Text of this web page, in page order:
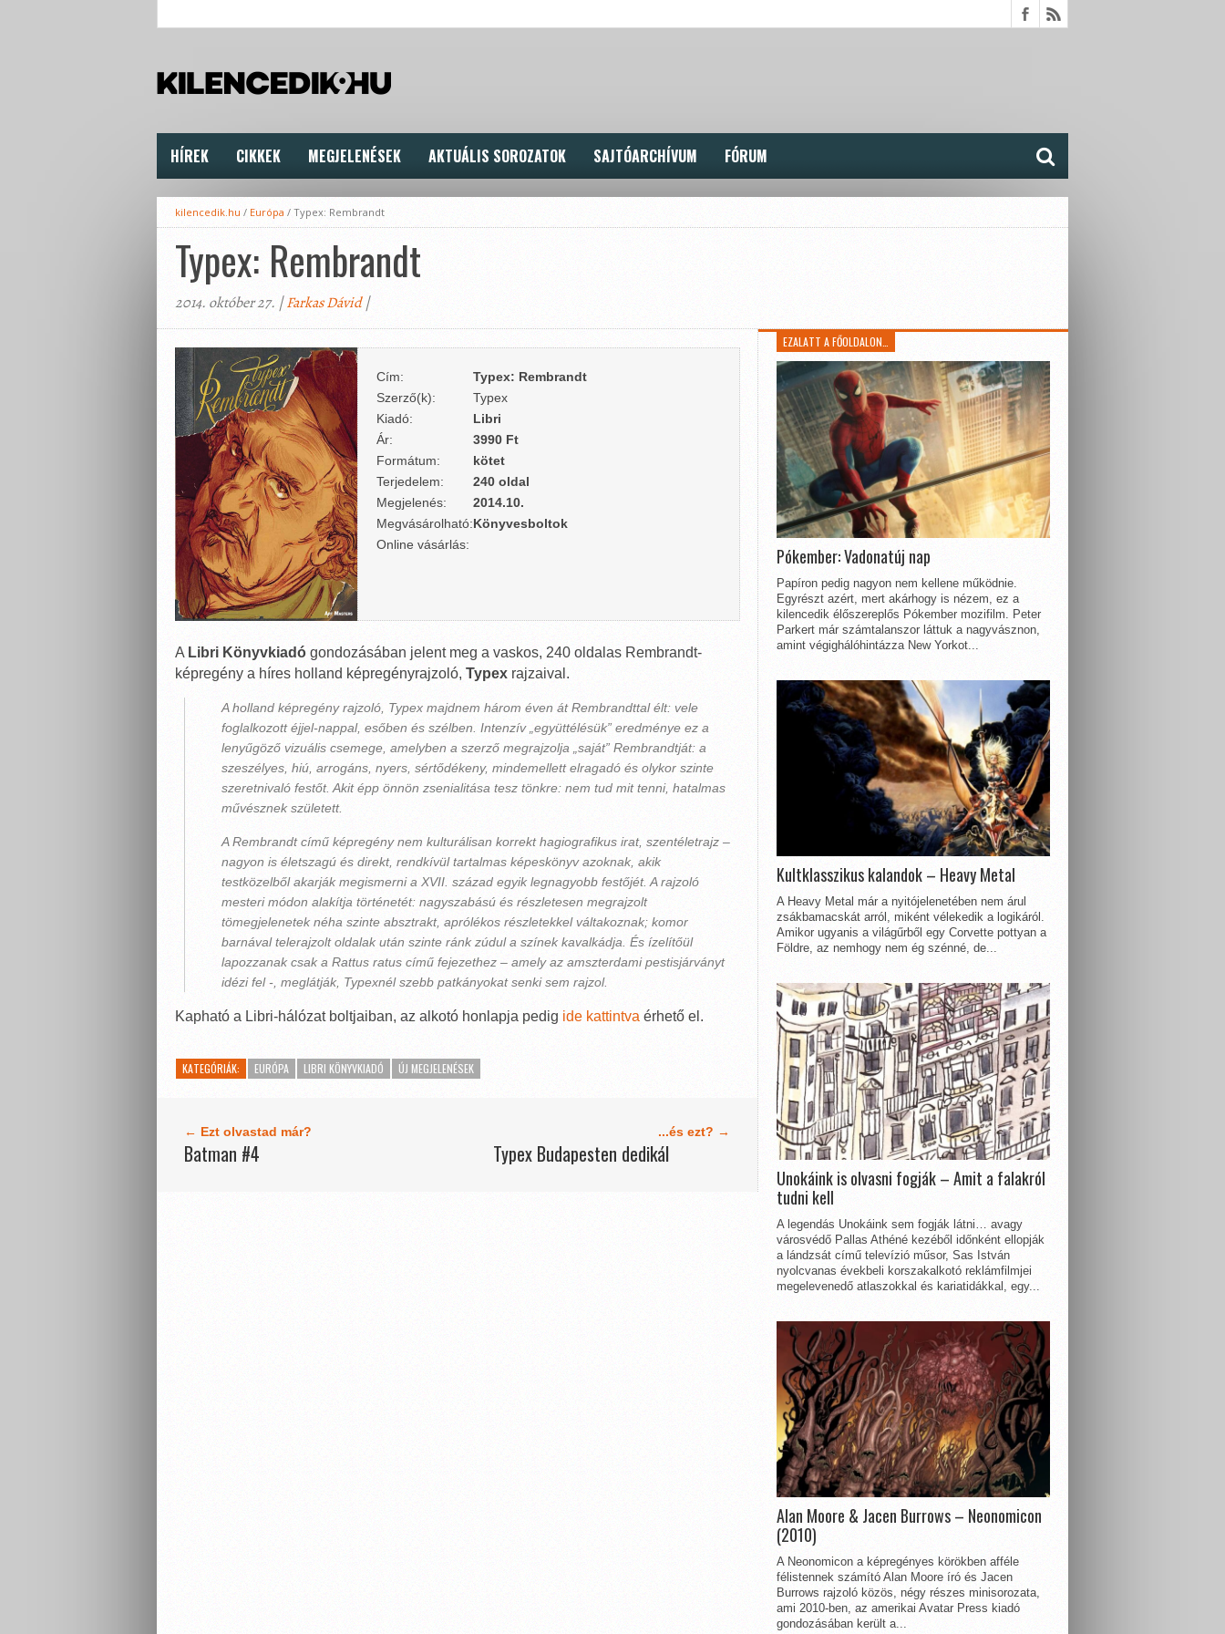
HÍREK CIKKEK MEGJELENÉSEK AKTUÁLIS SOROZATOK SAJTÓARCHÍVUM FÓRUM
kilencedik.hu / Európa / Typex: Rembrandt
Typex: Rembrandt
2014. október 27. |Farkas Dávid|
Cím:
Typex: Rembrandt
Szerző(k):
Typex
Kiadó:
Libri
Ár:
3990 Ft
Formátum:
kötet
Terjedelem:
240 oldal
Megjelenés:
2014.10.
Megvásárolható:Könyvesboltok
Online vásárlás:
A Libri Könyvkiadógondozásában jelent meg a vaskos, 240 oldalas Rembrandt-
képregény a híres holland képregényrajzoló, Typexrajzaival.
A holland képregény rajzoló, Typex majdnem három éven át Rembrandttal élt: vele
foglalkozott éjjel-nappal, esőben és szélben. Intenzív „együttélésük” eredménye ez a
lenyűgöző vizuális csemege, amelyben a szerző megrajzolja „saját” Rembrandtját: a
szeszélyes, hiú, arrogáns, nyers, sértődékeny, mindemellett elragadó és olykor szinte
szeretnivaló festőt. Akit épp önnön zsenialitása tesz tönkre: nem tud mit tenni, hatalmas
művésznek született.
A Rembrandt című képregény nem kulturálisan korrekt hagiografikus irat, szentéletrajz –
nagyon is életszagú és direkt, rendkívül tartalmas képeskönyv azoknak, akik
testközelből akarják megismerni a XVII. század egyik legnagyobb festőjét. A rajzoló
mesteri módon alakítja történetét: nagyszabású és részletesen megrajzolt
tömegjelenetek néha szinte absztrakt, aprólékos részletekkel váltakoznak; komor
barnával telerajzolt oldalak után szinte ránk zúdul a színek kavalkádja. És ízelítőül
lapozzanak csak a Rattus ratus című fejezethez – amely az amszterdami pestisjárványt
idézi fel -, meglátják, Typexnél szebb patkányokat senki sem rajzol.
Kapható a Libri-hálózat boltjaiban, az alkotó honlapja pedig ide kattintva érhető el.
KATEGÓRIÁK: EURÓPA LIBRI KÖNYVKIADÓ ÚJ MEGJELENÉSEK
← Ezt olvastad már?
Batman #4
...és ezt? →
Typex Budapesten dedikál
EZALATT A FŐOLDALON…
Pókember: Vadonatúj nap
Papíron pedig nagyon nem kellene működnie.
Egyrészt azért, mert akárhogy is nézem, ez a
kilencedik élőszereplős Pókember mozifilm. Peter
Parkert már számtalanszor láttuk a nagyvásznon,
amint végighálóhintázza New Yorkot...
Kultklasszikus kalandok – Heavy Metal
A Heavy Metal már a nyitójelenetében nem árul
zsákbamacskát arról, miként vélekedik a logikáról.
Amikor ugyanis a világűrből egy Corvette pottyan a
Földre, az nemhogy nem ég szénné, de...
Unokáink is olvasni fogják – Amit a falakról
tudni kell
A legendás Unokáink sem fogják látni… avagy
városvédő Pallas Athéné kezéből időnként ellopják
a lándzsát című televízió műsor, Sas István
nyolcvanas évekbeli korszakalkotó reklámfilmjei
megelevenedő atlaszokkal és kariatidákkal, egy...
Alan Moore & Jacen Burrows – Neonomicon
(2010)
A Neonomicon a képregényes körökben afféle
félistennek számító Alan Moore író és Jacen
Burrows rajzoló közös, négy részes minisorozata,
ami 2010-ben, az amerikai Avatar Press kiadó
gondozásában került a...